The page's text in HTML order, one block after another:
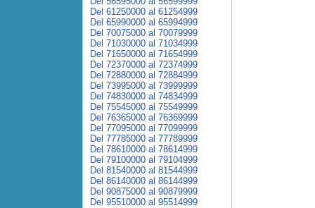
Del 61250000 al 61254999
Del 65990000 al 65994999
Del 70075000 al 70079999
Del 71030000 al 71034999
Del 71650000 al 71654999
Del 72370000 al 72374999
Del 72880000 al 72884999
Del 73995000 al 73999999
Del 74830000 al 74834999
Del 75545000 al 75549999
Del 76365000 al 76369999
Del 77095000 al 77099999
Del 77785000 al 77789999
Del 78610000 al 78614999
Del 79100000 al 79104999
Del 81540000 al 81544999
Del 86140000 al 86144999
Del 90875000 al 90879999
Del 95510000 al 95514999